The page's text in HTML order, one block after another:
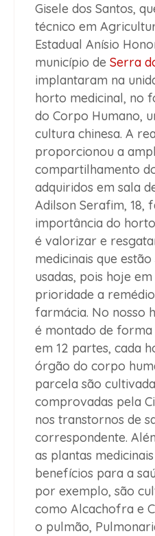
Gisele dos Santos,
técnico em
Estadual Anísio
município de Serra
implantaram na
horto medicinal, no
do Corpo Humano,
cultura chinesa. A
proporcionou a
compartilhamento
adquiridos em sala
Adilson Serafim, 18,
importância do
é valorizar e
medicinais que
usadas, pois hoje
prioridade a
farmácia. No nosso
é montado de
em 12 partes, cada
órgão do corpo
parcela são
comprovadas pela
nos transtornos de
correspondente.
as plantas
benefícios para a
por exemplo, são
como Alcachofra e
o pulmão,